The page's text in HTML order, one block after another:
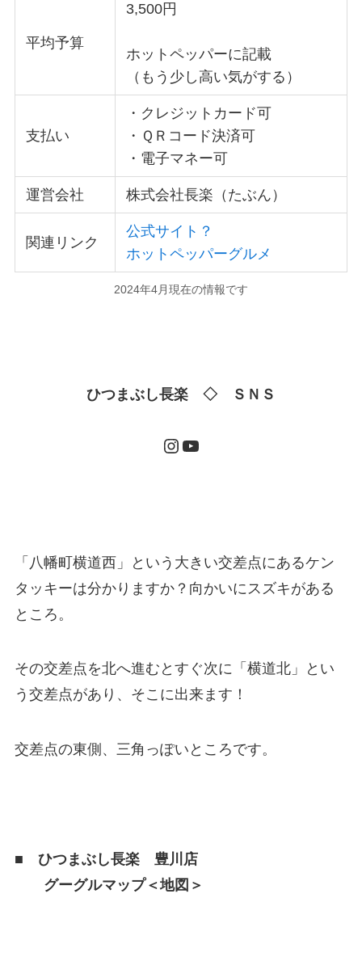
平均予算
3,500円
ホットペッパーに記載
（もう少し高い気がする）
支払い
・クレジットカード可
・ＱＲコード決済可
・電子マネー可
運営会社 株式会社長楽（たぶん）
関連リンク
公式サイト？
ホットペッパーグルメ
2024年4月現在の情報です
ひつまぶし長楽 ◇ ＳＮＳ
Instagram
YouTube
「八幡町横道西」という大きい交差点にあるケン
タッキーは分かりますか？向かいにスズキがある
ところ。
その交差点を北へ進むとすぐ次に「横道北」とい
う交差点があり、そこに出来ます！
交差点の東側、三角っぽいところです。
■ ひつまぶし長楽 豊川店
グーグルマップ＜地図＞